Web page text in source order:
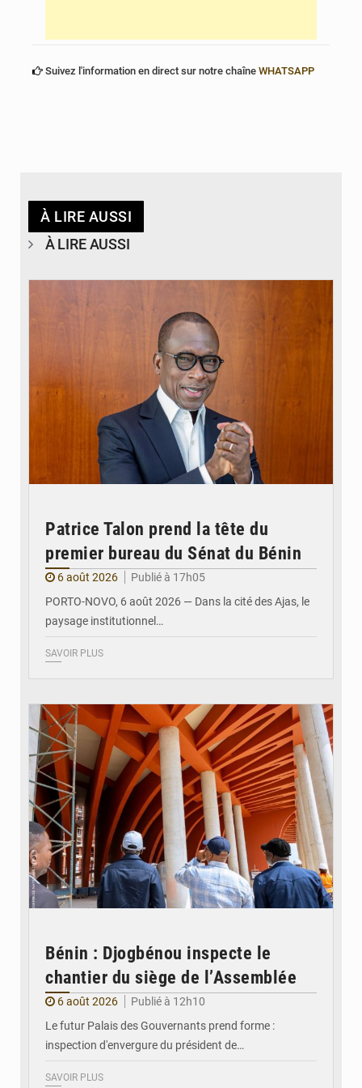
Suivez l'information en direct sur notre chaîne WHATSAPP
À LIRE AUSSI
À LIRE AUSSI
Patrice Talon prend la tête du
premier bureau du Sénat du Bénin
6 août 2026
Publié à 17h05
PORTO-NOVO, 6 août 2026 — Dans la cité des Ajas, le
paysage institutionnel…
SAVOIR PLUS
Bénin : Djogbénou inspecte le
chantier du siège de l’Assemblée
6 août 2026
Publié à 12h10
Le futur Palais des Gouvernants prend forme :
inspection d'envergure du président de…
SAVOIR PLUS